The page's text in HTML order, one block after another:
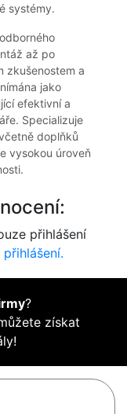
systémy.
až po
zkušenostem a
jako
efektivní a
Specializuje
doplňků
vysokou úroveň
přihlášení
?
získat